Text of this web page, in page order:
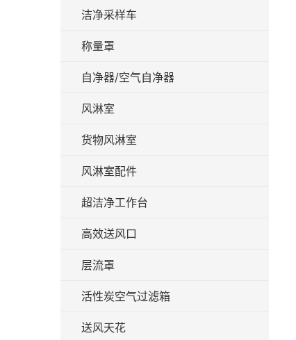
洁净采样车
称量罩
自净器/空气自净器
风淋室
货物风淋室
风淋室配件
超洁净工作台
高效送风口
层流罩
活性炭空气过滤箱
送风天花